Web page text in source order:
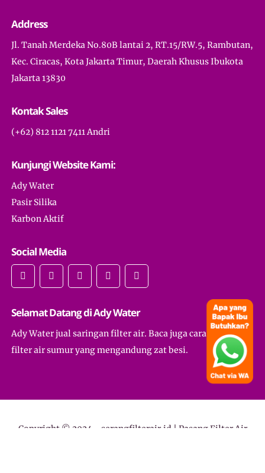
Address
Jl. Tanah Merdeka No.80B lantai 2, RT.15/RW.5, Rambutan,
Kec. Ciracas, Kota Jakarta Timur, Daerah Khusus Ibukota
Jakarta 13830
Kontak Sales
(+62) 812 1121 7411 Andri
Kunjungi Website Kami:
Ady Water
Pasir Silika
Karbon Aktif
Social Media
Selamat Datang di Ady Water
Ady Water jual saringan filter air. Baca juga cara membuat
filter air sumur yang mengandung zat besi.
Copyright © 2024 - serangfilterair.id | Pasang Filter Air